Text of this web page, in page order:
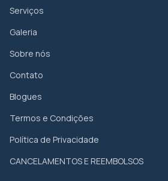
Serviços
Galeria
Sobre nós
Contato
Blogues
Termos e Condições
Política de Privacidade
CANCELAMENTOS E REEMBOLSOS